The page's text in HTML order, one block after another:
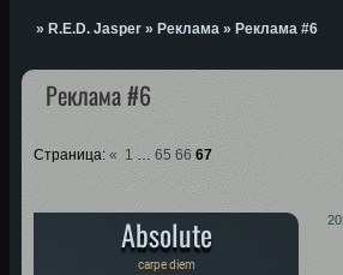
» R.E.D. Jasper » Реклама » Реклама #6
Реклама #6
Страница: « 1 … 65 66 67
Absolute
carpe diem